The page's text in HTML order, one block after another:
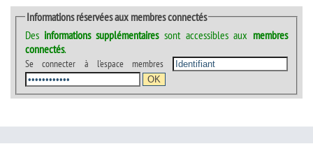
Informations réservées aux membres connectés
Des informations supplémentairessont accessibles aux membres
connectés.
Se connecter à l'espace membres